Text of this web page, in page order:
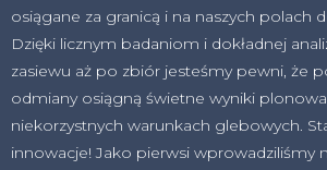
osiągane za granicą i na naszych polach
Dzięki licznym badaniom i dokładnej
zasiewu aż po zbiór jesteśmy pewni, że
odmiany osiągną świetne wyniki
niekorzystnych warunkach glebowych.
innowacje! Jako pierwsi wprowadziliśmy